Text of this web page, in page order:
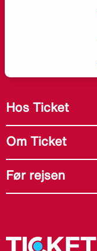
Hos Ticket
Om Ticket
Før rejsen